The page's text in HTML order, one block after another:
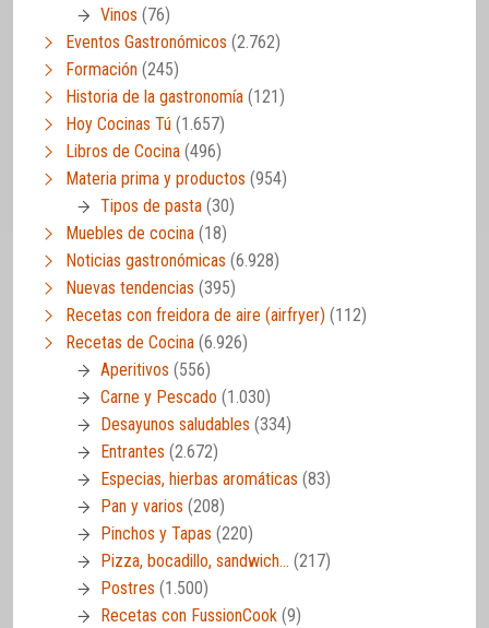
Vinos (76)
Eventos Gastronómicos (2.762)
Formación (245)
Historia de la gastronomía (121)
Hoy Cocinas Tú (1.657)
Libros de Cocina (496)
Materia prima y productos (954)
Tipos de pasta (30)
Muebles de cocina (18)
Noticias gastronómicas (6.928)
Nuevas tendencias (395)
Recetas con freidora de aire (airfryer) (112)
Recetas de Cocina (6.926)
Aperitivos (556)
Carne y Pescado (1.030)
Desayunos saludables (334)
Entrantes (2.672)
Especias, hierbas aromáticas (83)
Pan y varios (208)
Pinchos y Tapas (220)
Pizza, bocadillo, sandwich… (217)
Postres (1.500)
Recetas con FussionCook (9)